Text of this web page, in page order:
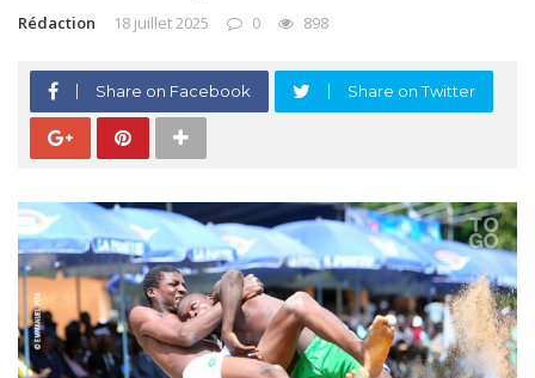
Rédaction 18 juillet 2025 0 898
Share on Facebook Share on Twitter